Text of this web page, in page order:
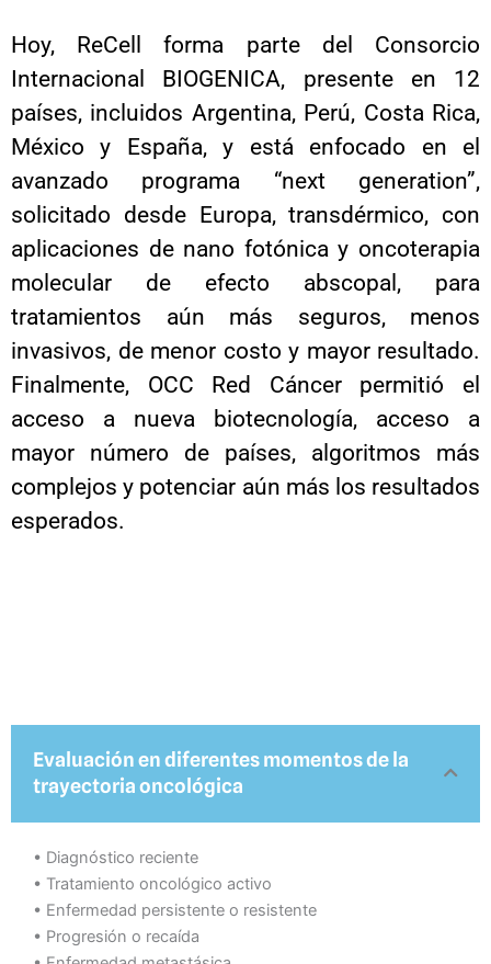
Hoy, ReCell forma parte del Consorcio
Internacional BIOGENICA, presente en 12
países, incluidos Argentina, Perú, Costa Rica,
México y España, y está enfocado en el
avanzado programa “next generation”,
solicitado desde Europa, transdérmico, con
aplicaciones de nano fotónica y oncoterapia
molecular de efecto abscopal, para
tratamientos aún más seguros, menos
invasivos, de menor costo y mayor resultado.
Finalmente, OCC Red Cáncer permitió el
acceso a nueva biotecnología, acceso a
mayor número de países, algoritmos más
complejos y potenciar aún más los resultados
esperados.
Evaluación en diferentes momentos de la
trayectoria oncológica
•⁠ ⁠Diagnóstico reciente
•⁠ ⁠Tratamiento oncológico activo
•⁠ ⁠Enfermedad persistente o resistente
•⁠ ⁠Progresión o recaída